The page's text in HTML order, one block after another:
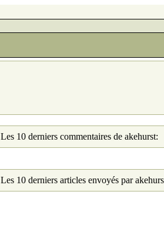
Les 10 derniers commentaires de akehurst:
Les 10 derniers articles envoyés par